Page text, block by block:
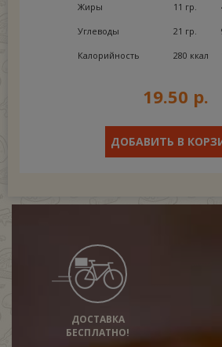
Жиры 11 гр.
Углеводы 21 гр.
Калорийность 280 ккал
19.50 р.
ДОБАВИТЬ В
ДОСТАВКА
БЕСПЛАТНО!